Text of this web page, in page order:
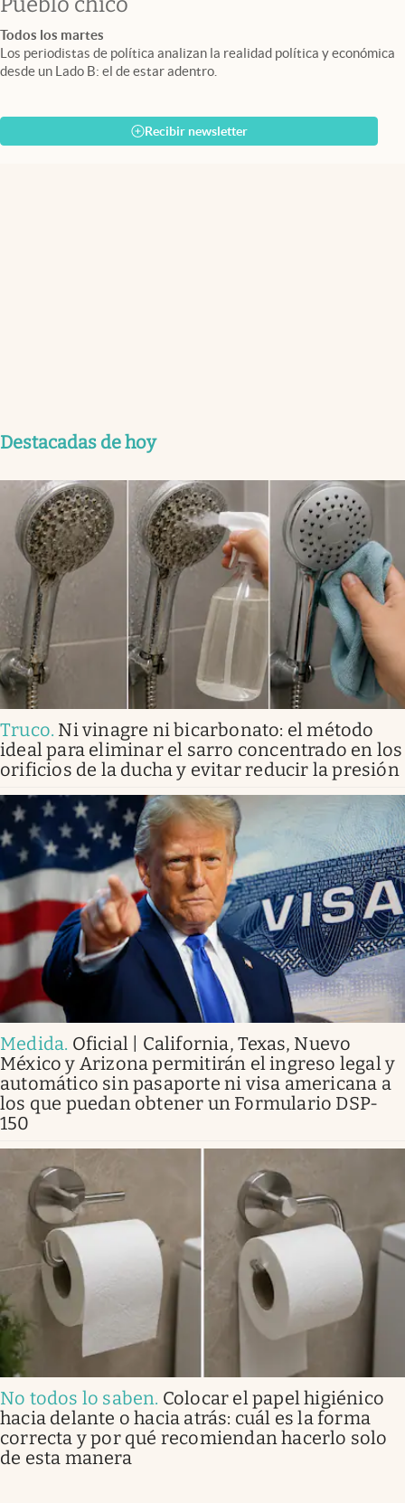
Todos los martes
Los periodistas de política analizan la realidad política y económica
desde un Lado B: el de estar adentro.
Recibir newsletter
Destacadas de hoy
Truco. Ni vinagre ni bicarbonato: el método
ideal para eliminar el sarro concentrado en los
orificios de la ducha y evitar reducir la presión
Medida. Oficial | California, Texas, Nuevo
México y Arizona permitirán el ingreso legal y
automático sin pasaporte ni visa americana a
los que puedan obtener un Formulario DSP-
150
No todos lo saben. Colocar el papel higiénico
hacia delante o hacia atrás: cuál es la forma
correcta y por qué recomiendan hacerlo solo
de esta manera